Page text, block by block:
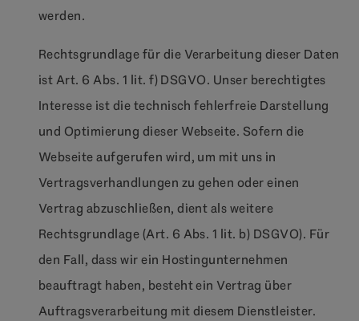
werden.
Rechtsgrundlage für die Verarbeitung dieser Daten
ist Art. 6 Abs. 1 lit. f) DSGVO. Unser berechtigtes
Interesse ist die technisch fehlerfreie Darstellung
und Optimierung dieser Webseite. Sofern die
Webseite aufgerufen wird, um mit uns in
Vertragsverhandlungen zu gehen oder einen
Vertrag abzuschließen, dient als weitere
Rechtsgrundlage (Art. 6 Abs. 1 lit. b) DSGVO). Für
den Fall, dass wir ein Hostingunternehmen
beauftragt haben, besteht ein Vertrag über
Auftragsverarbeitung mit diesem Dienstleister.